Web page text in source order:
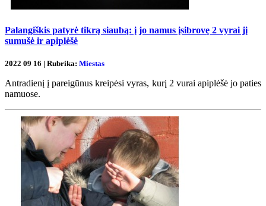
Palangiškis patyrė tikrą siaubą: į jo namus įsibrovę 2 vyrai jį
sumušė ir apiplėšė
2022 09 16 | Rubrika: Miestas
Antradienį į pareigūnus kreipėsi vyras, kurį 2 vurai apiplėšė jo paties
namuose.